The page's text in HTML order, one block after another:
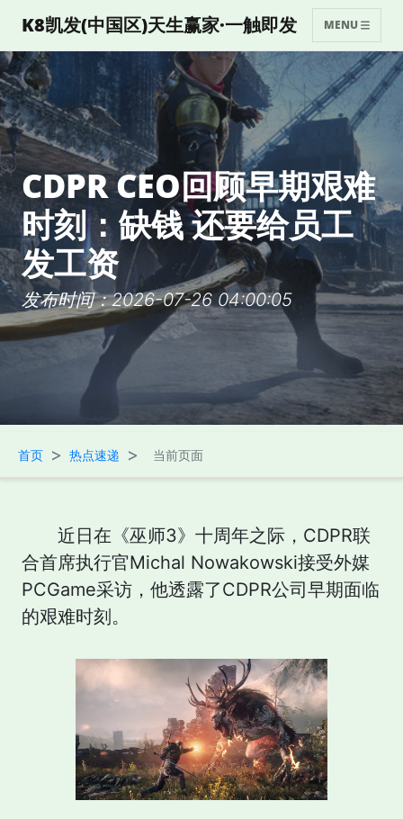
K8凯发(中国区)天生赢家·一触即发 MENU
CDPR CEO回顾早期艰难
时刻：缺钱 还要给员工
发工资
发布时间：2026-07-26 04:00:05
首页 > 热点速递 > 当前页面
近日在《巫师3》十周年之际，CDPR联
合首席执行官Michal Nowakowski接受外媒
PCGame采访，他透露了CDPR公司早期面临
的艰难时刻。